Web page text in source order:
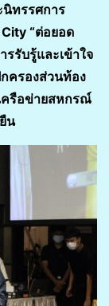
ทรรศการ
“ต่อยอด
รรับรู้และเข้าใจ
ครองส่วนท้อง
ครือข่ายสหกรณ์
น